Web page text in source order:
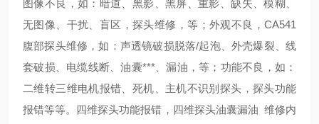
图像不良，如：暗道、黑影、黑屏、重影、缺失、模糊、
无图像、干扰、盲区，探头维修，等；外观不良，CA541
腹部探头维修，如：声透镜破损脱落/起泡、外壳爆裂、线
套破损、电缆线断、油囊***、漏油，等；功能不良，如：
二维转三维电机报错、死机、主机不识别探头，探头功能
报错等等。四维探头功能报错，四维探头油囊漏油 维修内